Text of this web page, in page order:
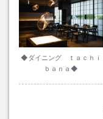
◆ダイニング ｔａｃｈｉ
ｂａｎａ◆